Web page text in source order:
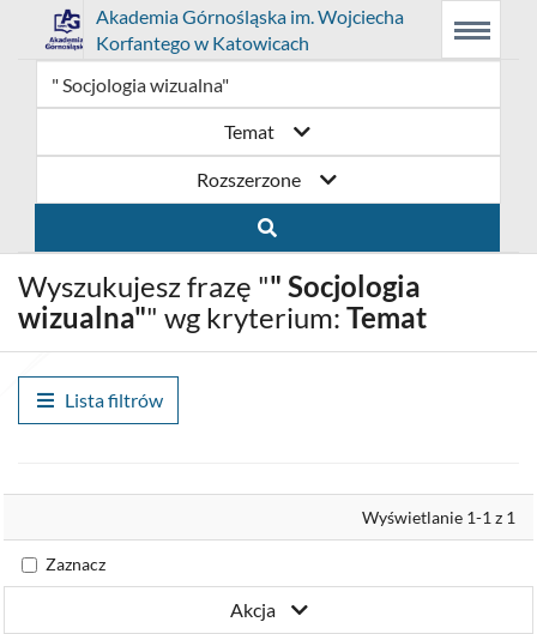
Menu
główne
Wyszukiwarka
Treść
główna
Przejdź
do
strony
domowej
biblioteki
Akademia
Górnośląska
im.
Wojciecha
w
Katowicach
Link
otwiera
się
w
nowym
oknie
Prolib
Integro
-
główna
Akademia Górnośląska im. Wojciecha
Korfantego w Katowicach
Menu
Temat
Rozszerzone
Wyszukujesz frazę "" Socjologia
wizualna"" wg kryterium: Temat
Lista filtrów
Wyświetlanie 1-1 z 1
Zaznacz
Akcja